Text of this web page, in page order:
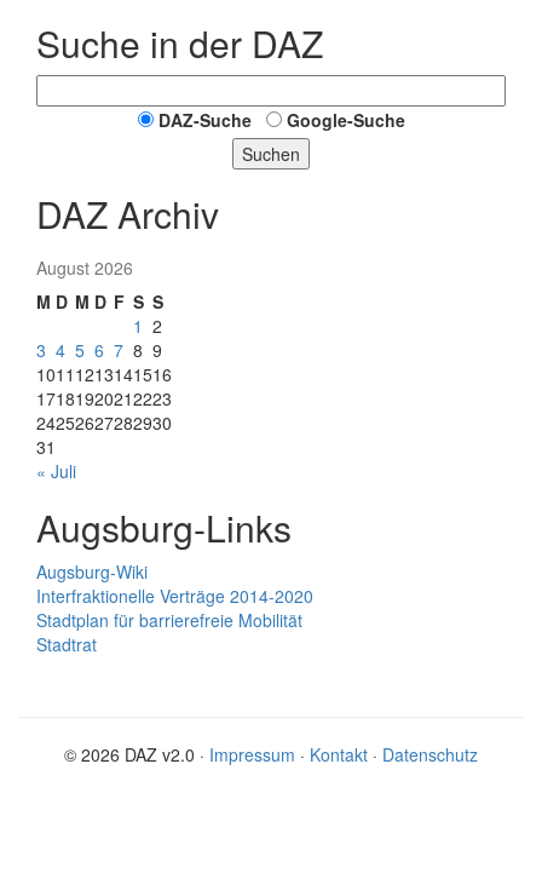
Suche in der DAZ
DAZ-Suche
Google-Suche
Suchen
DAZ Archiv
August 2026
M D M D F S S
1 2
3 4 5 6 7 8 9
1011 1213141516
17181920212223
24252627282930
31
« Juli
Augsburg-Links
Augsburg-Wiki
Interfraktionelle Verträge 2014-2020
Stadtplan für barrierefreie Mobilität
Stadtrat
© 2026 DAZ v2.0 · Impressum · Kontakt · Datenschutz